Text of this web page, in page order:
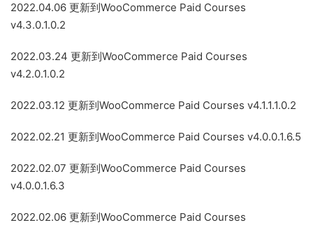
2022.04.06 更新到WooCommerce Paid Courses
v4.3.0.1.0.2
2022.03.24 更新到WooCommerce Paid Courses
v4.2.0.1.0.2
2022.03.12 更新到WooCommerce Paid Courses v4.1.1.1.0.2
2022.02.21 更新到WooCommerce Paid Courses v4.0.0.1.6.5
2022.02.07 更新到WooCommerce Paid Courses
v4.0.0.1.6.3
2022.02.06 更新到WooCommerce Paid Courses